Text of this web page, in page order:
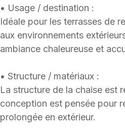
• Usage / destination :
Idéale pour les terrasses de
aux environnements
ambiance chaleureuse et
• Structure / matériaux :
La structure de la chaise est
conception est pensée pour
prolongée en extérieur.